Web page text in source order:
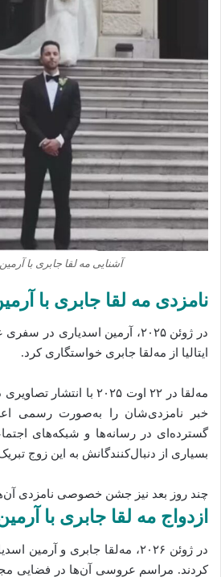
آشنایی مه‌ لقا جابری با
نامزدی مه‌ لقا جابری با
در ژوئن ۲۰۲۵، آرمین اسدیاری
ایتالیا از مه‌لقا جابری خواستگاری کرد.
مه‌لقا در ۲۲ اوت ۲۰۲۵ با
خبر نامزدی‌شان را به‌صورت رسمی
گسترده‌ای در رسانه‌ها و شبکه‌های
بسیاری از دنبال‌کنندگانش به این زوج
چند روز بعد نیز جشن خصوصی نامزدی آن‌ها
ازدواج مه‌ لقا جابری با
در ژوئن ۲۰۲۶، مه‌لقا جابری و
کردند. مراسم عروسی آن‌ها در فضایی